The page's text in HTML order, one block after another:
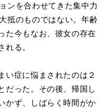
ンを合わせてきた集中力
抵のものではない。年齢
た今もなお、彼女の存在
る。
症に悩まされたのは２
だった。その後、帰国し
かず、しばらく時間がか